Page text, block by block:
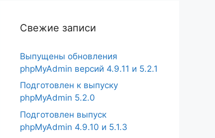
Свежие записи
Выпущены обновления
phpMyAdmin версий 4.9.11 и 5.2.1
Подготовлен к выпуску
phpMyAdmin 5.2.0
Подготовлен выпуск
phpMyAdmin 4.9.10 и 5.1.3